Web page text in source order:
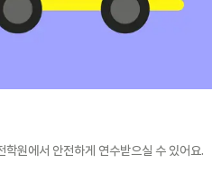
학원에서 안전하게 연수받으실 수 있어요.